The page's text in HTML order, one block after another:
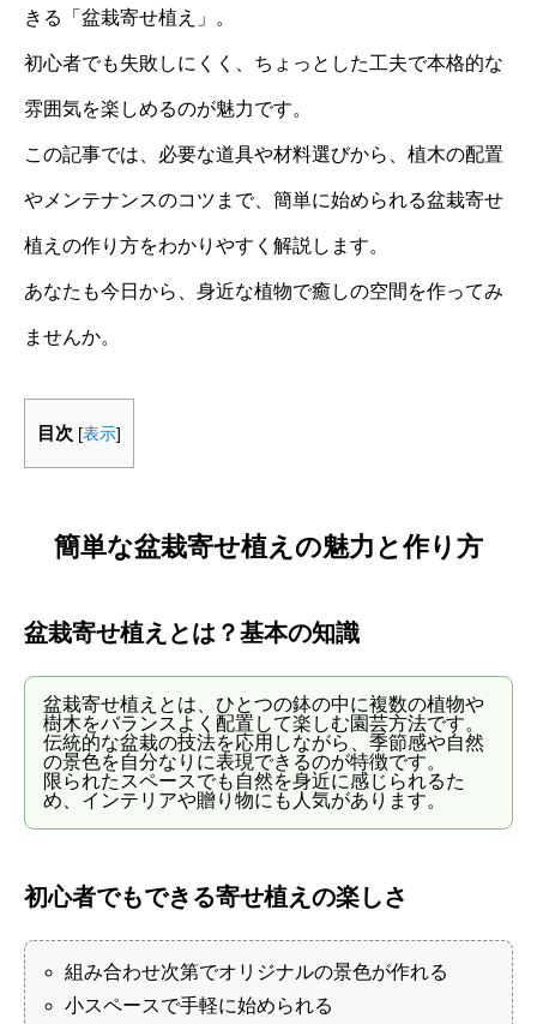
きる「盆栽寄せ植え」。
初心者でも失敗しにくく、ちょっとした工夫で本格的な
雰囲気を楽しめるのが魅力です。
この記事では、必要な道具や材料選びから、植木の配置
やメンテナンスのコツまで、簡単に始められる盆栽寄せ
植えの作り方をわかりやすく解説します。
あなたも今日から、身近な植物で癒しの空間を作ってみ
ませんか。
目次 [表示]
簡単な盆栽寄せ植えの魅力と作り方
盆栽寄せ植えとは？基本の知識
盆栽寄せ植えとは、ひとつの鉢の中に複数の植物や
樹木をバランスよく配置して楽しむ園芸方法です。
伝統的な盆栽の技法を応用しながら、季節感や自然
の景色を自分なりに表現できるのが特徴です。
限られたスペースでも自然を身近に感じられるた
め、インテリアや贈り物にも人気があります。
初心者でもできる寄せ植えの楽しさ
組み合わせ次第でオリジナルの景色が作れる
小スペースで手軽に始められる